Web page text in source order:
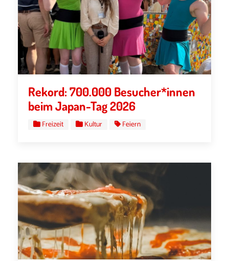
Rekord: 700.000 Besucher*innen
beim Japan-Tag 2026
Freizeit Kultur Feiern